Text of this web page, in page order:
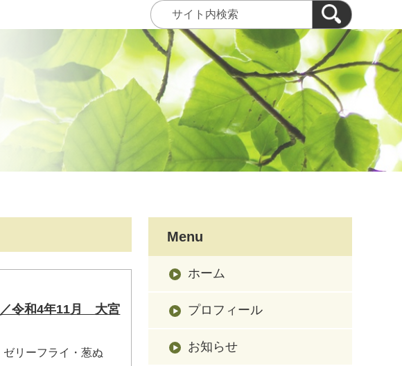
／令和4年11月 大宮
ゼリーフライ・葱ぬ
Menu
ホーム
プロフィール
お知らせ